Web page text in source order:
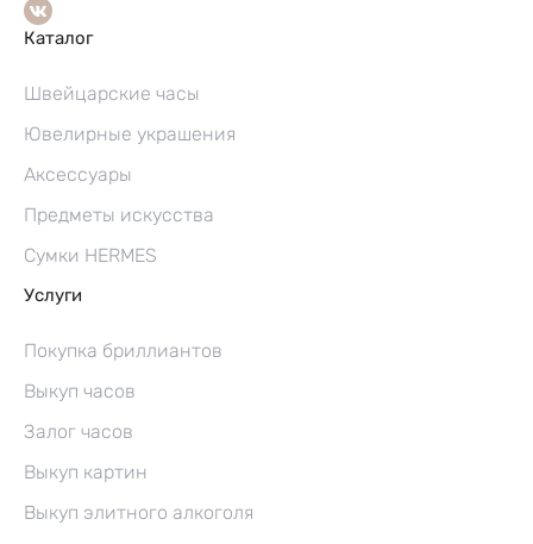
Каталог
Швейцарские часы
Ювелирные украшения
Аксессуары
Предметы искусства
Сумки HERMES
Услуги
Покупка бриллиантов
Выкуп часов
Залог часов
Выкуп картин
Выкуп элитного алкоголя